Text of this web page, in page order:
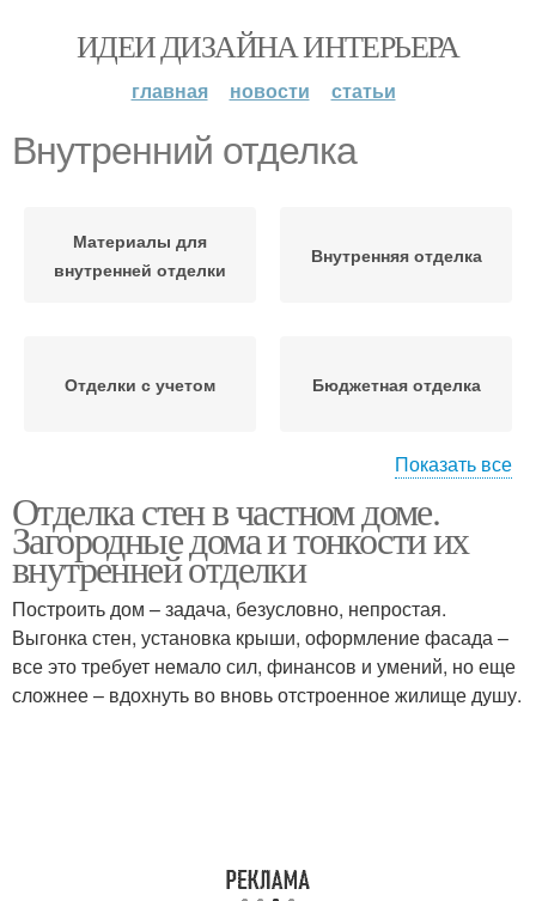
ИДЕИ ДИЗАЙНА ИНТЕРЬЕРА
главная новости статьи
Внутренний отделка
Материалы для
внутренней отделки
Внутренняя отделка
Отделки с учетом Бюджетная отделка
Наружная отделка
Показать все
Отделка стен в частном доме.
Загородные дома и тонкости их
внутренней отделки
Построить дом – задача, безусловно, непростая.
Выгонка стен, установка крыши, оформление фасада –
все это требует немало сил, финансов и умений, но еще
сложнее – вдохнуть во вновь отстроенное жилище душу.